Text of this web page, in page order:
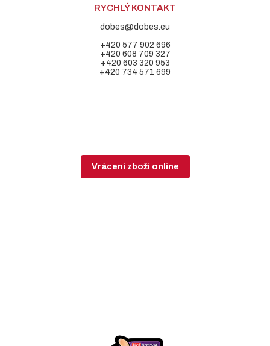
RYCHLÝ KONTAKT
dobes@dobes.eu
+420 577 902 696
+420 608 709 327
+420 603 320 953
+420 734 571 699
Vrácení zboží online